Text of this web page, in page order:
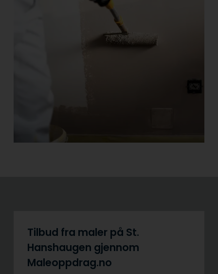
Tilbud fra maler på St.
Hanshaugen gjennom
Maleoppdrag.no